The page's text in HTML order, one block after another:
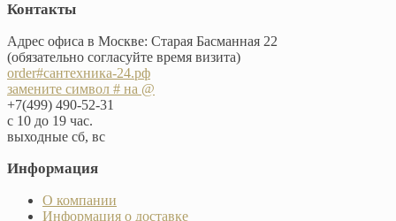
Контакты
Адрес офиса в Москве: Старая Басманная 22
(обязательно согласуйте время визита)
order#сантехника-24.рф
замените символ # на @
+7(499) 490-52-31
с 10 до 19 час.
выходные сб, вс
Информация
О компании
Информация о доставке